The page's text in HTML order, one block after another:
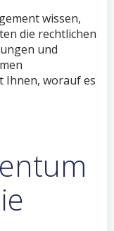
wissen,
die rechtlichen
und
Ihnen, worauf es